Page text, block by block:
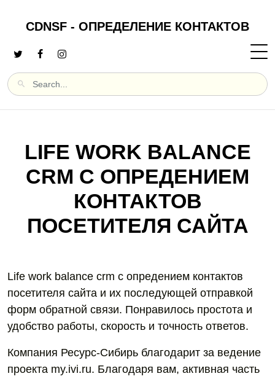
CDNSF - ОПРЕДЕЛЕНИЕ КОНТАКТОВ
LIFE WORK BALANCE
CRM С ОПРЕДЕНИЕМ
КОНТАКТОВ
ПОСЕТИТЕЛЯ САЙТА
Life work balance crm с опредением контактов
посетителя сайта и их последующей отправкой
форм обратной связи. Понравилось простота и
удобство работы, скорость и точность ответов.
Компания Ресурс-Сибирь благодарит за ведение
проекта my.ivi.ru. Благодаря вам, активная часть